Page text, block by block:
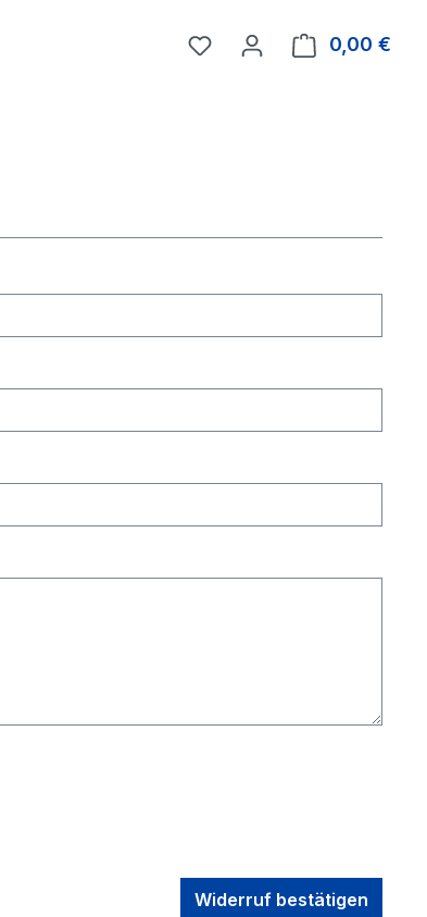
0,00 €
Widerruf bestätigen